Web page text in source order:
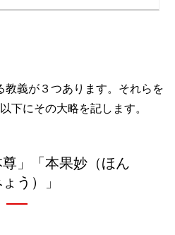
教義が３つあります。それらを
下にその大略を記します。
」「本果妙（ほん
う）」